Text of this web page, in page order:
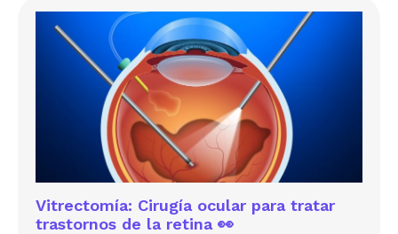
Vitrectomía: Cirugía ocular para tratar
trastornos de la retina 👀